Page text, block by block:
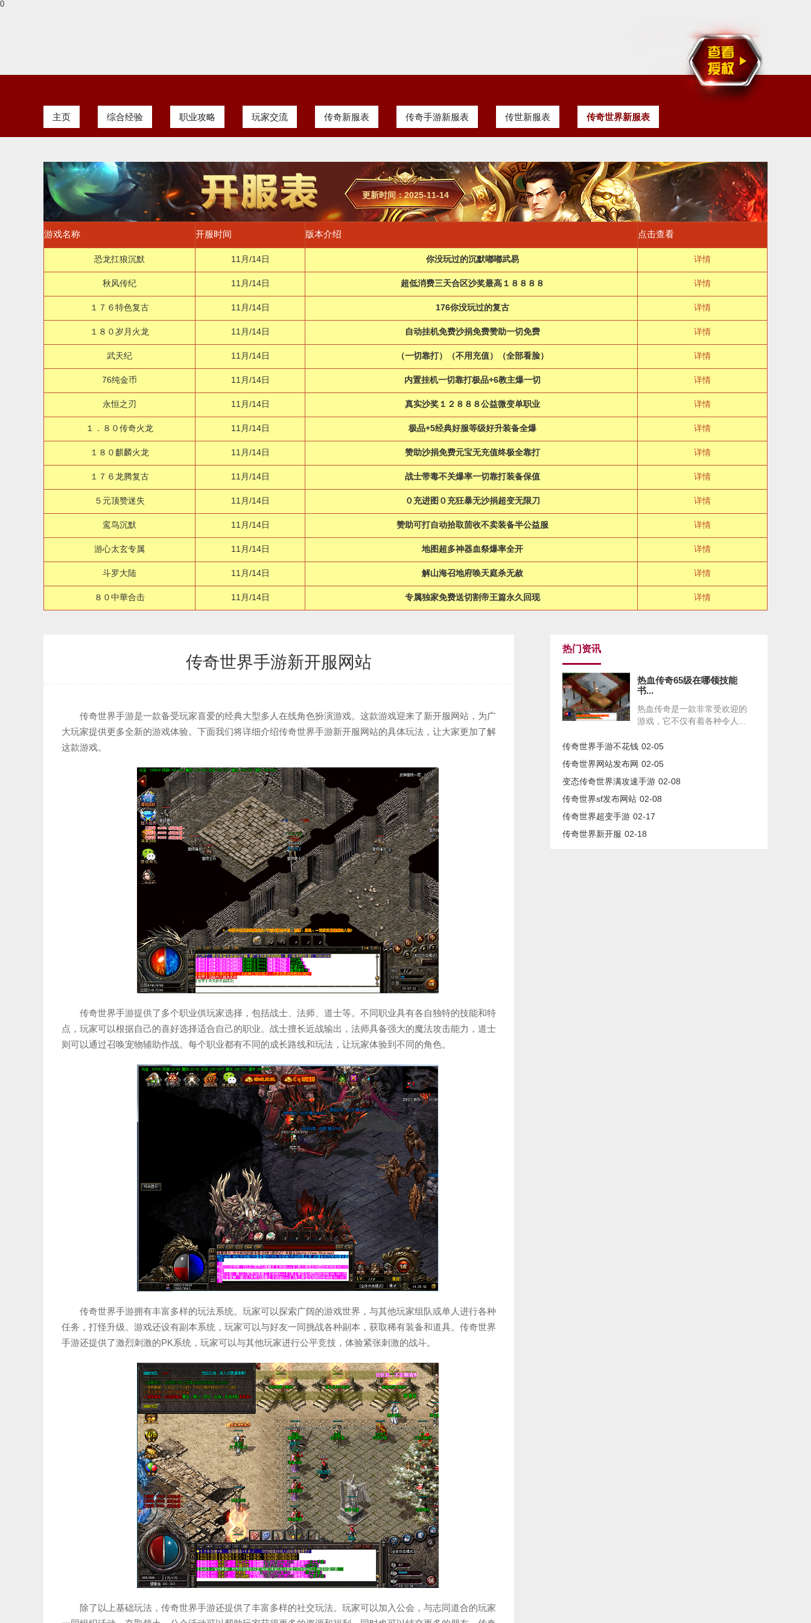
0
主页 综合经验 职业攻略 玩家交流 传奇新服表 传奇手游新服表 传世新服表 传奇世界新服表
更新时间：2025-11-14
游戏名称 开服时间 版本介绍 点击查看
恐龙扛狼沉默 11月/14日 你没玩过的沉默嘟嘟武易 详情
秋风传纪 11月/14日 超低消费三天合区沙奖最高１８８８８ 详情
１７６特色复古 11月/14日 176你没玩过的复古 详情
１８０岁月火龙 11月/14日 自动挂机免费沙捐免费赞助一切免费 详情
武天纪 11月/14日 （一切靠打）（不用充值）（全部看脸） 详情
76纯金币 11月/14日 内置挂机一切靠打极品+6教主爆一切 详情
永恒之刃 11月/14日 真实沙奖１２８８８公益微变单职业 详情
１．８０传奇火龙 11月/14日 极品+5经典好服等级好升装备全爆 详情
１８０麒麟火龙 11月/14日 赞助沙捐免费元宝无充值终极全靠打 详情
１７６龙腾复古 11月/14日 战士带毒不关爆率一切靠打装备保值 详情
５元顶赞迷失 11月/14日 ０充进图０充狂暴无沙捐超变无限刀 详情
鸾鸟沉默 11月/14日 赞助可打自动拾取茴收不卖装备半公益服 详情
游心太玄专属 11月/14日 地图超多神器血祭爆率全开 详情
斗罗大陆 11月/14日 解山海召地府唤天庭杀无赦 详情
８０中華合击 11月/14日 专属独家免费送切割帝王篇永久回现 详情
传奇世界手游新开服网站
传奇世界手游是一款备受玩家喜爱的经典大型多人在线角色扮演游戏。这款游戏迎来了新开服网站，为广
大玩家提供更多全新的游戏体验。下面我们将详细介绍传奇世界手游新开服网站的具体玩法，让大家更加了解
这款游戏。
传奇世界手游提供了多个职业供玩家选择，包括战士、法师、道士等。不同职业具有各自独特的技能和特
点，玩家可以根据自己的喜好选择适合自己的职业。战士擅长近战输出，法师具备强大的魔法攻击能力，道士
则可以通过召唤宠物辅助作战。每个职业都有不同的成长路线和玩法，让玩家体验到不同的角色。
传奇世界手游拥有丰富多样的玩法系统。玩家可以探索广阔的游戏世界，与其他玩家组队或单人进行各种
任务，打怪升级。游戏还设有副本系统，玩家可以与好友一同挑战各种副本，获取稀有装备和道具。传奇世界
手游还提供了激烈刺激的PK系统，玩家可以与其他玩家进行公平竞技，体验紧张刺激的战斗。
除了以上基础玩法，传奇世界手游还提供了丰富多样的社交玩法。玩家可以加入公会，与志同道合的玩家
热门资讯
热血传奇65级在哪领技能
书...
热血传奇是一款非常受欢迎的
游戏，它不仅有着各种令人...
传奇世界手游不花钱 02-05
传奇世界网站发布网 02-05
变态传奇世界满攻速手游 02-08
传奇世界sf发布网站 02-08
传奇世界超变手游 02-17
传奇世界新开服 02-18